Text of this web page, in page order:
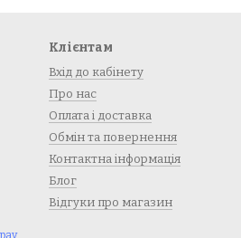
Клієнтам
Вхід до кабінету
Про нас
Оплата і доставка
Обмін та повернення
Контактна інформація
Блог
Відгуки про магазин